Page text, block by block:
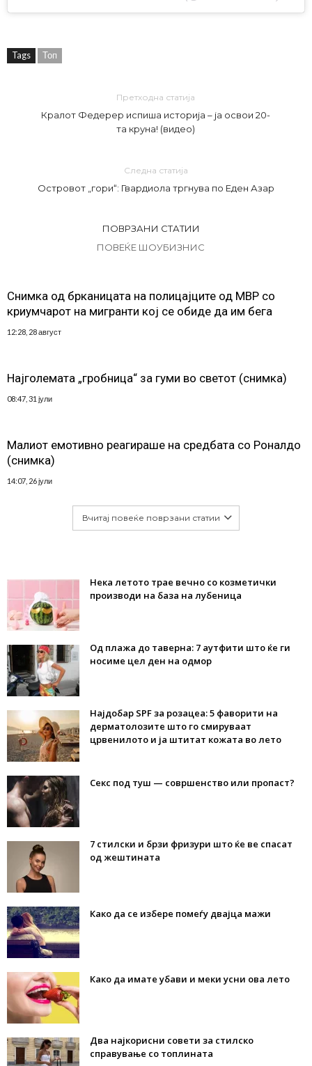
Tags Топ
Претходна статија
Кралот Федерер испиша историја – ја освои 20-
та круна! (видео)
Следна статија
Островот „гори“: Гвардиола тргнува по Еден Азар
ПОВРЗАНИ СТАТИИ
ПОВЕЌЕ ШОУБИЗНИС
Снимка од брканицата на полицајците од МВР со
криумчарот на мигранти кој се обиде да им бега
12:28, 28 август
Најголемата „гробница“ за гуми во светот (снимка)
08:47, 31 јули
Малиот емотивно реагираше на средбата со Роналдо
(снимка)
14:07, 26 јули
Вчитај повеќе поврзани статии
Нека летото трае вечно со козметички
производи на база на лубеница
Од плажа до таверна: 7 аутфити што ќе ги
носиме цел ден на одмор
Најдобар SPF за розацеа: 5 фаворити на
дерматолозите што го смируваат
црвенилото и ја штитат кожата во лето
Секс под туш — совршенство или пропаст?
7 стилски и брзи фризури што ќе ве спасат
од жештината
Како да се избере помеѓу двајца мажи
Како да имате убави и меки усни ова лето
Два најкорисни совети за стилско
справување со топлината